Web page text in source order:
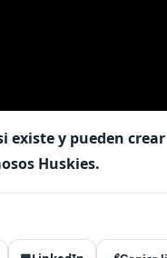
existe y pueden
Huskies.